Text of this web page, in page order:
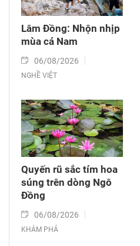
Lâm Đồng: Nhộn nhịp
mùa cá Nam
06/08/2026
NGHỀ VIỆT
Quyến rũ sắc tím hoa
súng trên dòng Ngô
Đồng
06/08/2026
KHÁM PHÁ